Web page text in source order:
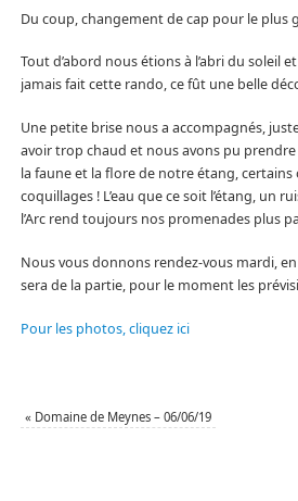
Du coup, changement de cap pour le plus
Tout d’abord nous étions à l’abri du soleil
jamais fait cette rando, ce fût une belle
Une petite brise nous a accompagnés,
avoir trop chaud et nous avons pu
la faune et la flore de notre étang,
coquillages ! L’eau que ce soit l’étang, un
l’Arc rend toujours nos promenades plus
Nous vous donnons rendez-vous mardi,
sera de la partie, pour le moment les
Pour les photos, cliquez ici
« Domaine de Meynes – 06/06/19